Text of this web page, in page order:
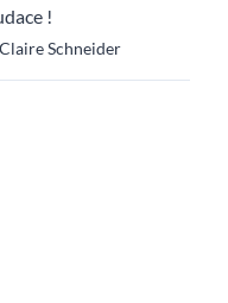
!
Schneider